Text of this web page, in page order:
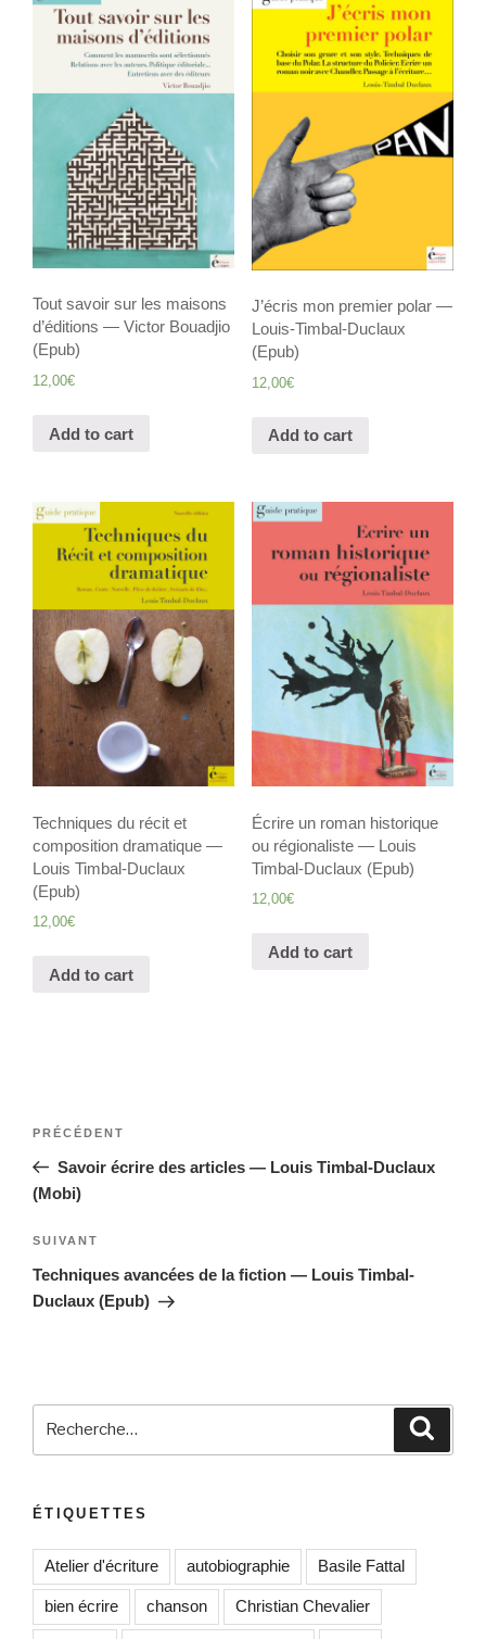
Tout savoir sur les maisons
d’éditions — Victor Bouadjio
(Epub)
12,00€
Add to cart
J’écris mon premier polar —
Louis-Timbal-Duclaux
(Epub)
12,00€
Add to cart
Techniques du récit et
composition dramatique —
Louis Timbal-Duclaux
(Epub)
12,00€
Add to cart
Écrire un roman historique
ou régionaliste — Louis
Timbal-Duclaux (Epub)
12,00€
Add to cart
Navigation
l’article
Article
précédent
PRÉCÉDENT
Savoir écrire des articles — Louis Timbal-Duclaux
(Mobi)
Article
suivant
SUIVANT
Techniques avancées de la fiction — Louis Timbal-
Duclaux (Epub)
ÉTIQUETTES
Atelier d'écriture autobiographie Basile Fattal
bien écrire chanson Christian Chevalier